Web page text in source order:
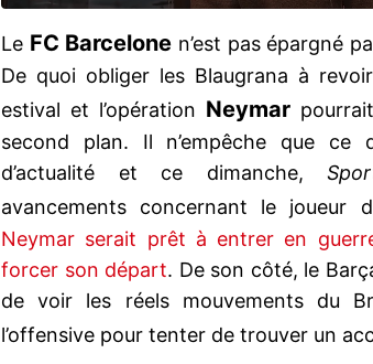
Le FC Barcelone n’est pas épargné
De quoi obliger les Blaugrana à
estival et l’opération Neymar
second plan. Il n’empêche que ce
d’actualité et ce dimanche,
avancements concernant le joueur
Neymar serait prêt à entrer en
forcer son départ. De son côté, le
de voir les réels mouvements du
l’offensive pour tenter de trouver un